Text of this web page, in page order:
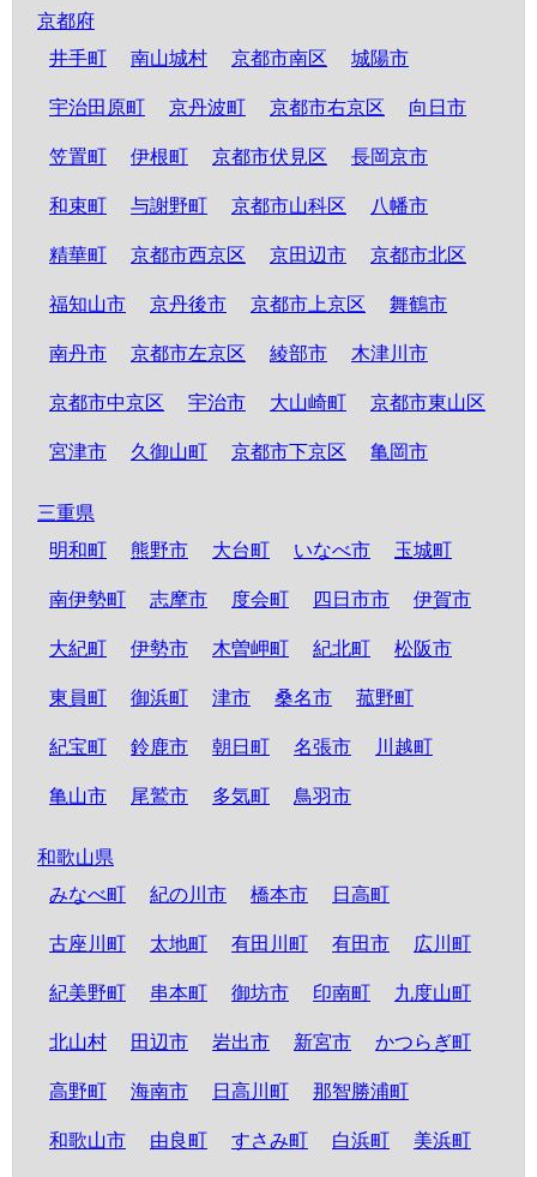
京都府
井手町
南山城村 京都市南区 城陽市
宇治田原町 京丹波町 京都市右京区 向日市
笠置町 伊根町 京都市伏見区 長岡京市
和束町 与謝野町 京都市山科区 八幡市
精華町 京都市西京区 京田辺市 京都市北区
福知山市 京丹後市 京都市上京区 舞鶴市
南丹市 京都市左京区 綾部市 木津川市
京都市中京区 宇治市 大山崎町 京都市東山区
宮津市 久御山町 京都市下京区 亀岡市
三重県
明和町
熊野市 大台町 いなべ市 玉城町
南伊勢町 志摩市 度会町 四日市市 伊賀市
大紀町 伊勢市 木曽岬町 紀北町 松阪市
東員町 御浜町 津市 桑名市 菰野町
紀宝町 鈴鹿市 朝日町 名張市 川越町
亀山市 尾鷲市 多気町 鳥羽市
和歌山県
みなべ町
紀の川市 橋本市 日高町
古座川町 太地町 有田川町 有田市 広川町
紀美野町 串本町 御坊市 印南町 九度山町
北山村 田辺市 岩出市 新宮市 かつらぎ町
高野町 海南市 日高川町 那智勝浦町
和歌山市 由良町 すさみ町 白浜町 美浜町